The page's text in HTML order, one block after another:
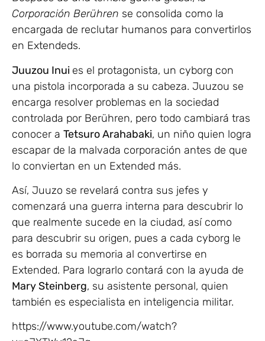
Corporación Berühren se consolida como la
encargada de reclutar humanos para convertirlos
en Extendeds.
Juuzou Inui es el protagonista, un cyborg con
una pistola incorporada a su cabeza. Juuzou se
encarga resolver problemas en la sociedad
controlada por Berühren, pero todo cambiará tras
conocer a Tetsuro Arahabaki, un niño quien logra
escapar de la malvada corporación antes de que
lo conviertan en un Extended más.
Así, Juuzo se revelará contra sus jefes y
comenzará una guerra interna para descubrir lo
que realmente sucede en la ciudad, así como
para descubrir su origen, pues a cada cyborg le
es borrada su memoria al convertirse en
Extended. Para lograrlo contará con la ayuda de
Mary Steinberg, su asistente personal, quien
también es especialista en inteligencia militar.
https://www.youtube.com/watch?